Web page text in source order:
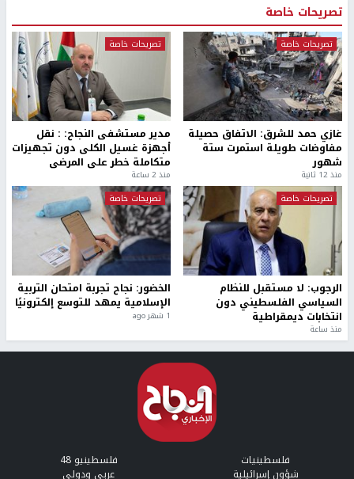
تصريحات خاصة
تصريحات خاصة
غازي حمد للشرق: الاتفاق حصيلة
مفاوضات طويلة استمرت ستة
شهور
منذ 12 ثانية
تصريحات خاصة
مدير مستشفى النجاح: : نقل
أجهزة غسيل الكلى دون تجهيزات
متكاملة خطر على المرضى
منذ 2 ساعة
تصريحات خاصة
الرجوب: لا مستقبل للنظام
السياسي الفلسطيني دون
انتخابات ديمقراطية
منذ ساعة
تصريحات خاصة
الخضور: نجاح تجربة امتحان التربية
الإسلامية يمهد للتوسع إلكترونيًا
1 شهر ago
فلسطينيات فلسطينيو 48
شؤون إسرائيلية عربي ودولي